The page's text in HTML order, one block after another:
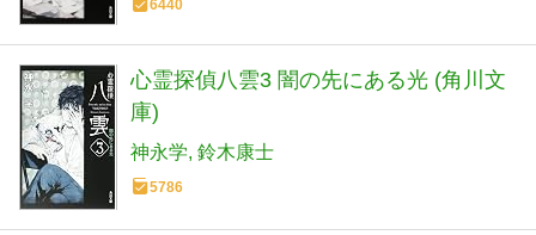
6440
心霊探偵八雲3 闇の先にある光 (角川文
庫)
神永学 鈴木康士
5786